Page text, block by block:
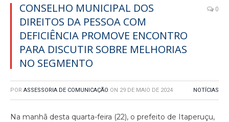
CONSELHO MUNICIPAL DOS
DIREITOS DA PESSOA COM
DEFICIÊNCIA PROMOVE ENCONTRO
PARA DISCUTIR SOBRE MELHORIAS
NO SEGMENTO
0
POR ASSESSORIA DE COMUNICAÇÃO ON 29 DE MAIO DE 2024 NOTÍCIAS
Na manhã desta quarta-feira (22), o prefeito de Itaperuçu,